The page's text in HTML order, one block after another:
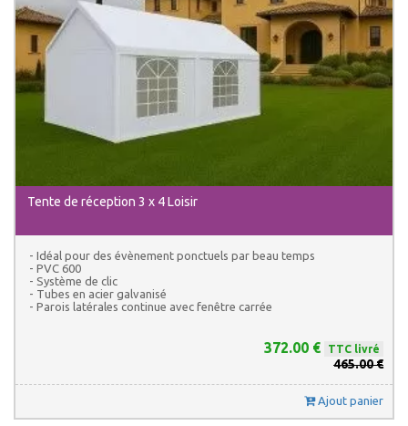
Tente de réception 3 x 4 Loisir
- Idéal pour des évènement ponctuels par beau temps
- PVC 600
- Système de clic
- Tubes en acier galvanisé
- Parois latérales continue avec fenêtre carrée
372.00 € TTC livré
465.00 €
Ajout panier